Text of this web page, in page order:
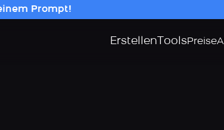
Prompt!
Erstellen ToolsPreise